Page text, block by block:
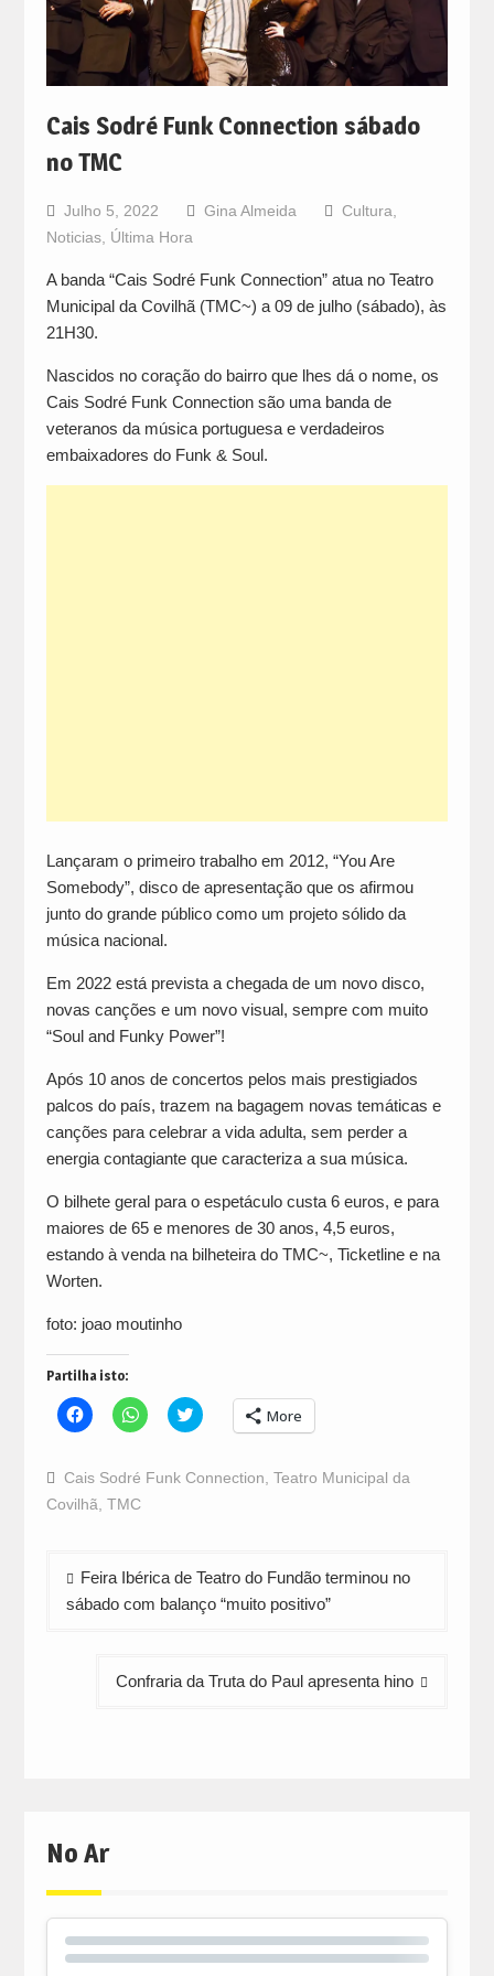
Cais Sodré Funk Connection sábado
no TMC
Julho 5, 2022 Gina Almeida Cultura
Noticias, Última Hora
A banda “Cais Sodré Funk Connection” atua no Teatro
Municipal da Covilhã (TMC~) a 09 de julho (sábado), às
21H30.
Nascidos no coração do bairro que lhes dá o nome, os
Cais Sodré Funk Connection são uma banda de
veteranos da música portuguesa e verdadeiros
embaixadores do Funk & Soul.
Lançaram o primeiro trabalho em 2012, “You Are
Somebody”, disco de apresentação que os afirmou
junto do grande público como um projeto sólido da
música nacional.
Em 2022 está prevista a chegada de um novo disco,
novas canções e um novo visual, sempre com muito
“Soul and Funky Power”!
Após 10 anos de concertos pelos mais prestigiados
palcos do país, trazem na bagagem novas temáticas e
canções para celebrar a vida adulta, sem perder a
energia contagiante que caracteriza a sua música.
O bilhete geral para o espetáculo custa 6 euros, e para
maiores de 65 e menores de 30 anos, 4,5 euros,
estando à venda na bilheteira do TMC~, Ticketline e na
Worten.
foto: joao moutinho
Partilha isto:
Click
to
Facebook
(Opens
in
new
Click
to
WhatsApp
(Opens
in
new
Click
to
Twitter
(Opens
More
Cais Sodré Funk Connection Teatro Municipal da
Covilhã TMC
Navegação
de
Feira Ibérica de Teatro do Fundão terminou no
sábado com balanço “muito positivo”
Confraria da Truta do Paul apresenta hino
No Ar